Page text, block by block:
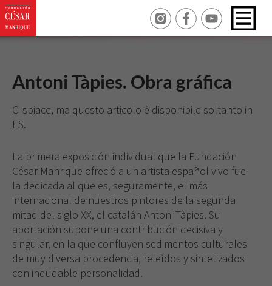
Antoni Tàpies. Obra gráfica
Ci spiace, ma questo articolo è disponibile soltanto in
ES.
La primera exposición individual que la Fundación
César Manrique ofreció a un artista español vivo fue
la dedicada al que es, seguramente, el más
internacional de nuestros pintores de la segunda
mitad del siglo XX, el catalán Antoni Tàpies. Su
aportación supone una contribución decisiva y
singular, en la que confluyen sedimentos culturales
de muy diversa procedencia, releídos y sintetizados
con indudable personalidad.